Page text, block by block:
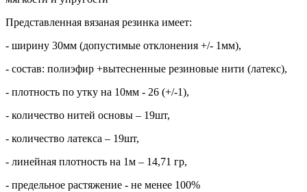
Представленная вязаная резинка имеет:
- ширину 30мм (допустимые отклонения +/- 1мм),
- состав: полиэфир +вытесненные резиновые нити (латекс),
- плотность по утку на 10мм - 26 (+/-1),
- количество нитей основы – 19шт,
- количество латекса – 19шт,
- линейная плотность на 1м – 14,71 гр,
- предельное растяжение - не менее 100%